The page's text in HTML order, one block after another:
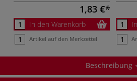
1,83 €
In den Warenkorb
Artikel auf den Merkzettel
Beschreibung